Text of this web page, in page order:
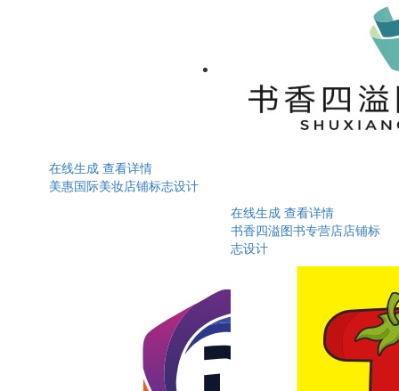
在线生成 查看详情
美惠国际美妆店铺标志设计
在线生成 查看详情
书香四溢图书专营店店铺标
志设计